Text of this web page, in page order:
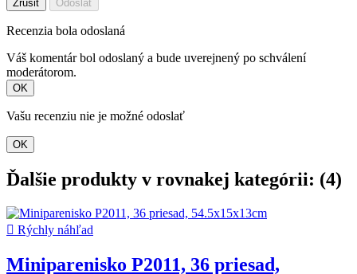
Zrušiť Odoslať
Recenzia bola odoslaná
Váš komentár bol odoslaný a bude uverejnený po schválení
moderátorom.
OK
Vašu recenziu nie je možné odoslať
OK
Ďalšie produkty v rovnakej kategórii: (4)
 Rýchly náhľad
Miniparenisko P2011, 36 priesad,